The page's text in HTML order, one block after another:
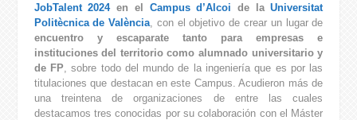
JobTalent 2024en el Campus d’Alcoi de laUniversitat
Politècnica de València , con el objetivo de crear un lugar de
encuentro y escaparate tanto para empresas e
instituciones del territorio como alumnado universitario y
de FP , sobre todo del mundo de la ingeniería que es por las
titulaciones que destacan en este Campus. Acudieron más de
una treintena de organizaciones de entre las cuales
destacamos tres conocidas por su colaboración con el Máster